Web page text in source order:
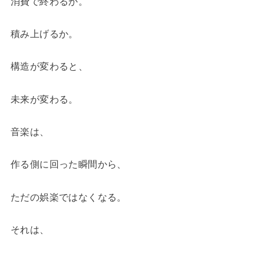
積み上げるか。
構造が変わると、
未来が変わる。
音楽は、
作る側に回った瞬間から、
ただの娯楽ではなくなる。
それは、